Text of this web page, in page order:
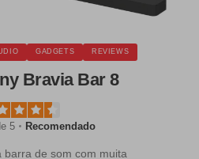
GADGETS REVIEWS
Bravia Bar 8
5 Recomendado
barra de som com muita